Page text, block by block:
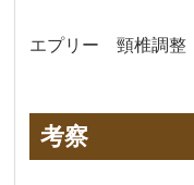
エプリー 頸椎調
考察